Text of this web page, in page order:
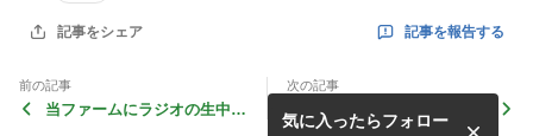
記事をシェア 記事を報告する
前の記事
当ファームにラジオの生中継
次の記事
平日のブルーベリー狩りはゆ
っくりと楽しんでいただけま
気に入ったらフォロー